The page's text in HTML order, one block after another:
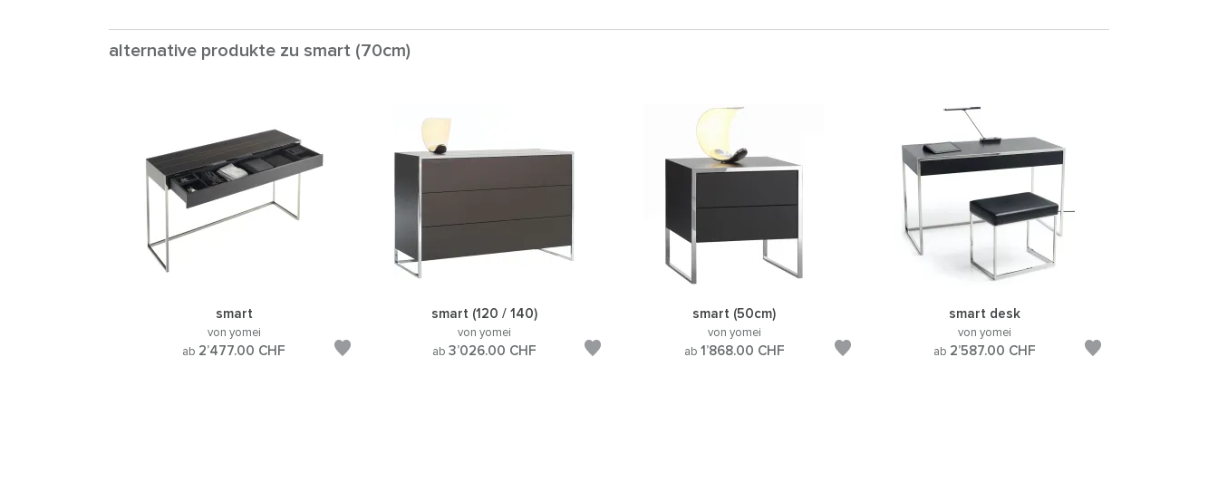
alternative produkte zu smart (70cm)
smart
von yomei
ab 2’477.00 CHF
smart (120 / 140)
von yomei
ab 3’026.00 CHF
smart (50cm)
von yomei
ab 1’868.00 CHF
smart desk
von yomei
ab 2’587.00 CHF